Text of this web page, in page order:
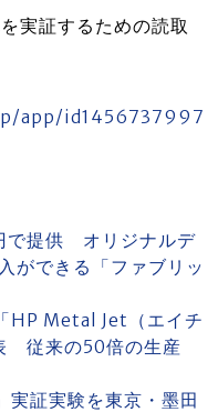
実証するための読取
app/id1456737997
で提供 オリジナルデ
ができる「ファブリッ
HP Metal Jet（エイチ
従来の50倍の生産
実証実験を東京・墨田